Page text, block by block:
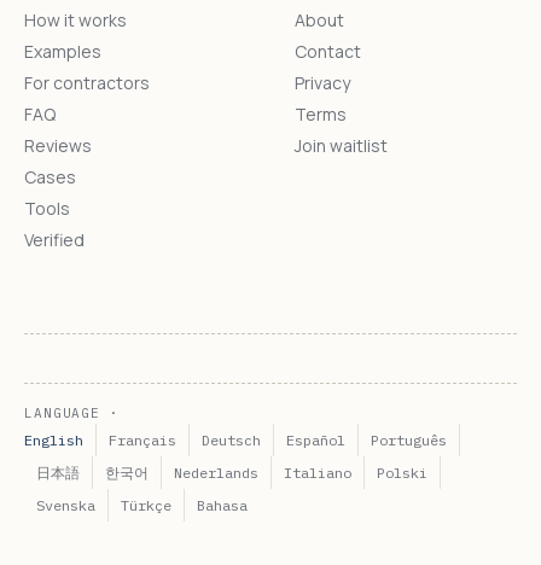
How it works
Examples
For contractors
FAQ
Reviews
Cases
Tools
Verified
About
Contact
Privacy
Terms
Join waitlist
LANGUAGE ·
English Français Deutsch Español
Português
日本語
한국어 Nederlands Italiano
Polski
Svenska
Türkçe Bahasa